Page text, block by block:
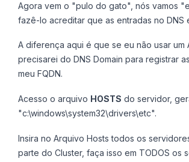
Agora vem o "pulo do gato", nós vamos
fazê-lo acreditar que as entradas no DNS
A diferença aqui é que se eu não usar um
precisarei do DNS Domain para registrar
meu FQDN.
Acesso o arquivo HOSTS do servidor,
"c:\windows\system32\drivers\etc".
Insira no Arquivo Hosts todos os
parte do Cluster, faça isso em TODOS os